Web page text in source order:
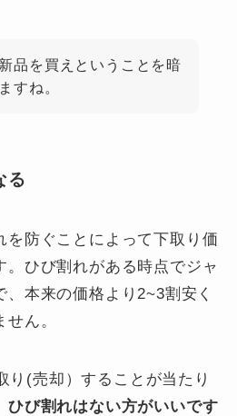
品を買えということを暗
すね。
る
を防ぐことによって下取り価
。ひび割れがある時点でジャ
本来の価格より2~3割安く
ん。
り(売却）することが当たり
ひび割れはない方がいいです